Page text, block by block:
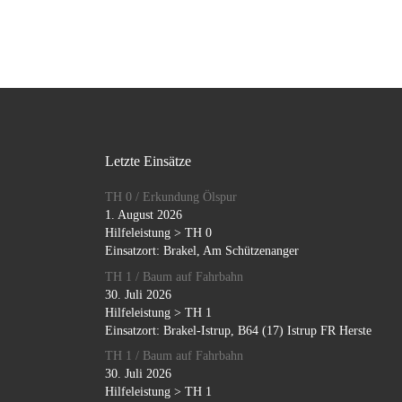
Letzte Einsätze
TH 0 / Erkundung Ölspur
1. August 2026
Hilfeleistung > TH 0
Einsatzort: Brakel, Am Schützenanger
TH 1 / Baum auf Fahrbahn
30. Juli 2026
Hilfeleistung > TH 1
Einsatzort: Brakel-Istrup, B64 (17) Istrup FR Herste
TH 1 / Baum auf Fahrbahn
30. Juli 2026
Hilfeleistung > TH 1